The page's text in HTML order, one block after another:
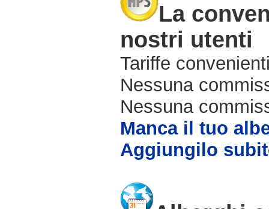
La
nostri utenti
Tariffe
Nessuna
Nessuna
Manca il tuo
Aggiungilo